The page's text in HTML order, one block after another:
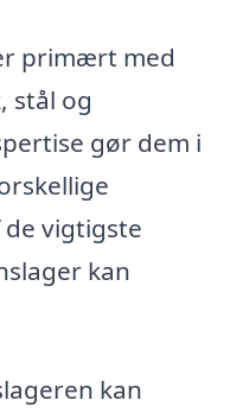
primært med
stål og
gør dem i
vigtigste
kan
kan